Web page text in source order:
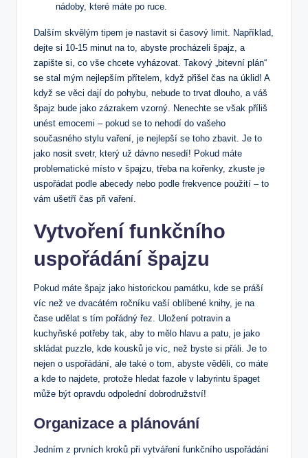
nádoby, které máte po ruce.
Dalším skvělým tipem je nastavit si časový limit. Například,
dejte si 10-15 minut na to, abyste procházeli špajz, a
zapište si, co vše chcete vyházovat. Takový „bitevní plán“
se stal mým nejlepším přítelem, když přišel čas na úklid! A
když se věci dají do pohybu, nebude to trvat dlouho, a váš
špajz bude jako zázrakem vzorný. Nenechte se však příliš
unést emocemi – pokud se to nehodí do vašeho
současného stylu vaření, je nejlepší se toho zbavit. Je to
jako nosit svetr, který už dávno nesedí! Pokud máte
problematické místo v špajzu, třeba na kořenky, zkuste je
uspořádat podle abecedy nebo podle frekvence použití – to
vám ušetří čas při vaření.
Vytvoření funkčního
uspořádání špajzu
Pokud máte špajz jako historickou památku, kde se práší
víc než ve dvacátém ročníku vaší oblíbené knihy, je na
čase udělat s tím pořádný řez. Uložení potravin a
kuchyňské potřeby tak, aby to mělo hlavu a patu, je jako
skládat puzzle, kde kousků je víc, než byste si přáli. Je to
nejen o uspořádání, ale také o tom, abyste věděli, co máte
a kde to najdete, protože hledat fazole v labyrintu špaget
může být opravdu odpolední dobrodružství!
Organizace a plánování
Jedním z prvních kroků při vytváření funkčního uspořádání